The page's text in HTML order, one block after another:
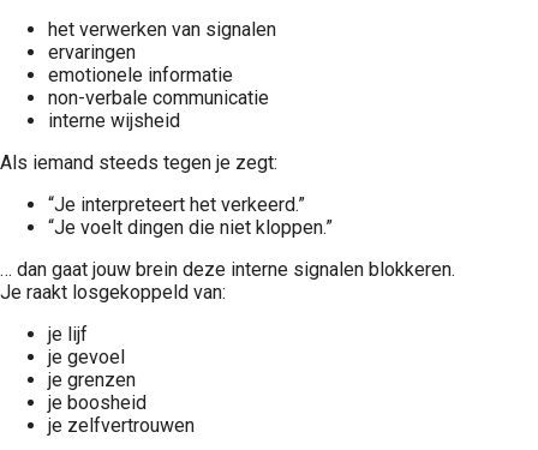
het verwerken van signalen
ervaringen
emotionele informatie
non-verbale communicatie
interne wijsheid
Als iemand steeds tegen je zegt:
“Je interpreteert het verkeerd.”
“Je voelt dingen die niet kloppen.”
… dan gaat jouw brein deze interne signalen blokkeren.
Je raakt losgekoppeld van:
je lijf
je gevoel
je grenzen
je boosheid
je zelfvertrouwen